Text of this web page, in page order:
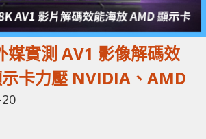
媒實測 AV1 影像解碼效
卡力壓 NVIDIA、AMD